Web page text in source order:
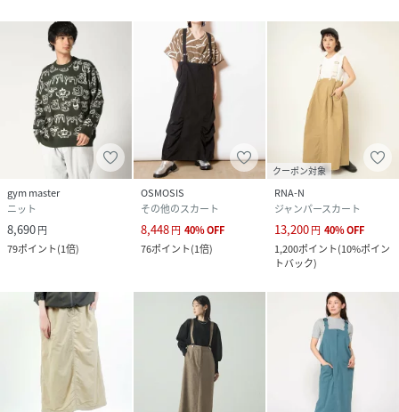
gym master
ニット
8,690円
79ポイント(1倍)
OSMOSIS
その他のスカート
8,448円 40%OFF
76ポイント(1倍)
クーポン対象
RNA-N
ジャンパースカート
13,200円 40%OFF
1,200ポイント(10%ポイン
トバック)